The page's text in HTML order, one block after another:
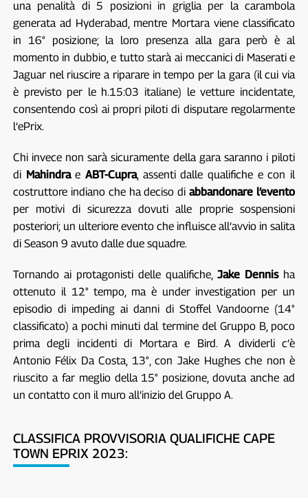
una penalità di 5 posizioni in griglia per la carambola
generata ad Hyderabad, mentre Mortara viene classificato
in 16° posizione; la loro presenza alla gara però è al
momento in dubbio, e tutto starà ai meccanici di Maserati e
Jaguar nel riuscire a riparare in tempo per la gara (il cui via
è previsto per le h.15:03 italiane) le vetture incidentate,
consentendo così ai propri piloti di disputare regolarmente
l’ePrix.
Chi invece non sarà sicuramente della gara saranno i piloti
di Mahindrae ABT-Cupra, assenti dalle qualifiche e con il
costruttore indiano che ha deciso diabbandonare l’evento
per motivi di sicurezza dovuti alle proprie sospensioni
posteriori; un ulteriore evento che influisce all’avvio in salita
di Season 9 avuto dalle due squadre.
Tornando ai protagonisti delle qualifiche,Jake Dennisha
ottenuto il 12° tempo, ma è under investigation per un
episodio di impeding ai danni di Stoffel Vandoorne (14°
classificato) a pochi minuti dal termine del Gruppo B, poco
prima degli incidenti di Mortara e Bird. A dividerli c’è
Antonio Félix Da Costa, 13°, con Jake Hughes che non è
riuscito a far meglio della 15° posizione, dovuta anche ad
un contatto con il muro all’inizio del Gruppo A.
CLASSIFICA PROVVISORIA QUALIFICHE CAPE
TOWN EPRIX 2023: